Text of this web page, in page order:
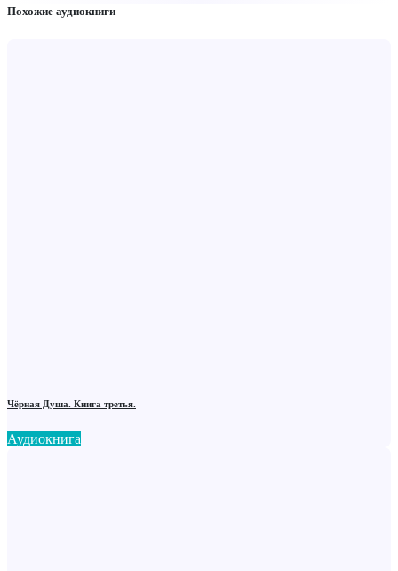
Похожие аудиокниги
Чёрная Душа. Книга третья.
Аудиокнига